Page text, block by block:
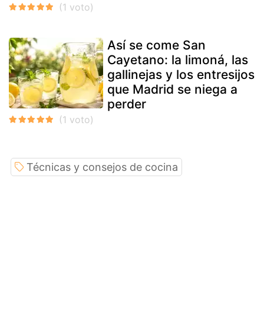
Así se come San
Cayetano: la limoná, las
gallinejas y los entresijos
que Madrid se niega a
perder
Técnicas y consejos de cocina